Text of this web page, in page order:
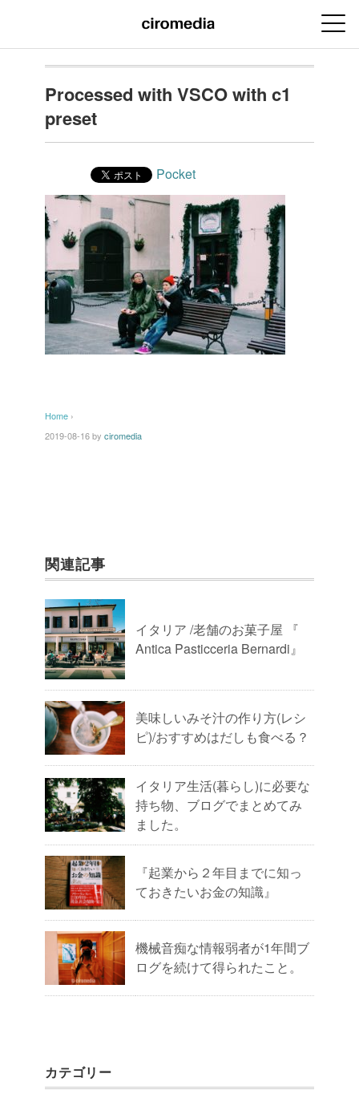
Processed with VSCO with c1
preset
Pocket
Home ›
2019-08-16by ciromedia
関連記事
イタリア /老舗のお菓子屋 『
Antica Pasticceria Bernardi』
美味しいみそ汁の作り方(レシ
ピ)/おすすめはだしも食べる？
イタリア生活(暮らし)に必要な
持ち物、ブログでまとめてみ
ました。
『起業から２年目までに知っ
ておきたいお金の知識』
機械音痴な情報弱者が1年間ブ
ログを続けて得られたこと。
カテゴリー